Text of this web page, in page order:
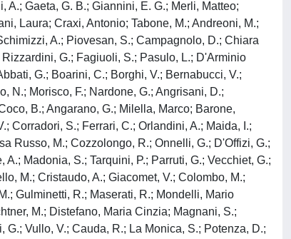
A.; Gaeta, G. B.; Giannini, E. G.; Merli, Matteo;
Laura; Craxi, Antonio; Tabone, M.; Andreoni, M.;
A.; Piovesan, S.; Campagnolo, D.; Chiara
G.; Fagiuoli, S.; Pasulo, L.; D'Arminio
G.; Boarini, C.; Borghi, V.; Bernabucci, V.;
N.; Morisco, F.; Nardone, G.; Angrisani, D.;
B.; Angarano, G.; Milella, Marco; Barone,
Corradori, S.; Ferrari, C.; Orlandini, A.; Maida, I.;
Russo, M.; Cozzolongo, R.; Onnelli, G.; D'Offizi, G.;
Madonia, S.; Tarquini, P.; Parruti, G.; Vecchiet, G.;
M.; Cristaudo, A.; Giacomet, V.; Colombo, M.;
Gulminetti, R.; Maserati, R.; Mondelli, Mario
M.; Distefano, Maria Cinzia; Magnani, S.;
G.; Vullo, V.; Cauda, R.; La Monica, S.; Potenza, D.;